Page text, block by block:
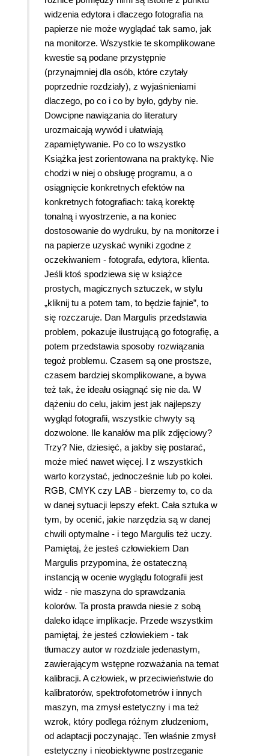
widzenia edytora i dlaczego fotografia na
papierze nie może wyglądać tak samo, jak
na monitorze. Wszystkie te skomplikowane
kwestie są podane przystępnie
(przynajmniej dla osób, które czytały
poprzednie rozdziały), z wyjaśnieniami
dlaczego, po co i co by było, gdyby nie.
Dowcipne nawiązania do literatury
urozmaicają wywód i ułatwiają
zapamiętywanie. Po co to wszystko
Książka jest zorientowana na praktykę. Nie
chodzi w niej o obsługę programu, a o
osiągnięcie konkretnych efektów na
konkretnych fotografiach: taką korektę
tonalną i wyostrzenie, a na koniec
dostosowanie do wydruku, by na monitorze i
na papierze uzyskać wyniki zgodne z
oczekiwaniem - fotografa, edytora, klienta.
Jeśli ktoś spodziewa się w książce
prostych, magicznych sztuczek, w stylu
„kliknij tu a potem tam, to będzie fajnie”, to
się rozczaruje. Dan Margulis przedstawia
problem, pokazuje ilustrującą go fotografię, a
potem przedstawia sposoby rozwiązania
tegoż problemu. Czasem są one prostsze,
czasem bardziej skomplikowane, a bywa
też tak, że ideału osiągnąć się nie da. W
dążeniu do celu, jakim jest jak najlepszy
wygląd fotografii, wszystkie chwyty są
dozwolone. Ile kanałów ma plik zdjęciowy?
Trzy? Nie, dziesięć, a jakby się postarać,
może mieć nawet więcej. I z wszystkich
warto korzystać, jednocześnie lub po kolei.
RGB, CMYK czy LAB - bierzemy to, co da
w danej sytuacji lepszy efekt. Cała sztuka w
tym, by ocenić, jakie narzędzia są w danej
chwili optymalne - i tego Margulis też uczy.
Pamiętaj, że jesteś człowiekiem Dan
Margulis przypomina, że ostateczną
instancją w ocenie wyglądu fotografii jest
widz - nie maszyna do sprawdzania
kolorów. Ta prosta prawda niesie z sobą
daleko idące implikacje. Przede wszystkim
pamiętaj, że jesteś człowiekiem - tak
tłumaczy autor w rozdziale jedenastym,
zawierającym wstępne rozważania na temat
kalibracji. A człowiek, w przeciwieństwie do
kalibratorów, spektrofotometrów i innych
maszyn, ma zmysł estetyczny i ma też
wzrok, który podlega różnym złudzeniom,
od adaptacji poczynając. Ten właśnie zmysł
estetyczny i nieobiektywne postrzeganie